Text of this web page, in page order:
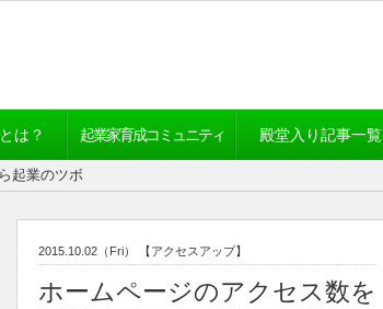
は？ 起業家育成コミュニティ 殿堂入り記事一覧
起業のツボ
2015.10.02（Fri） 【アクセスアップ】
ホームページのアクセス数を